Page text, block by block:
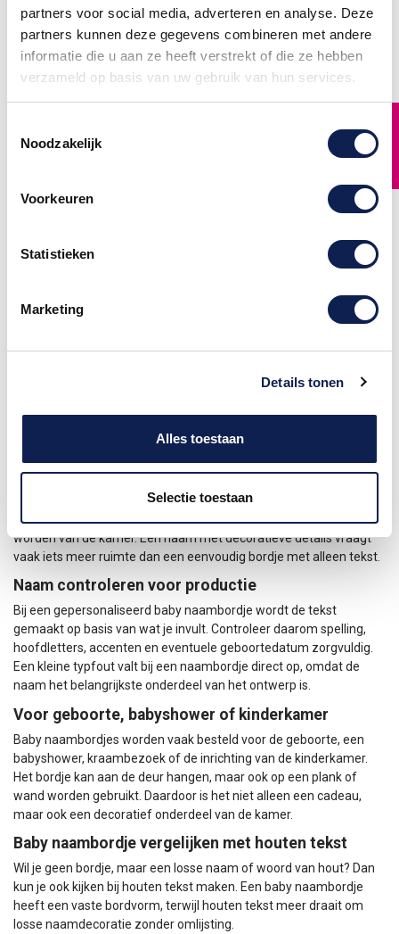
partners voor social media, adverteren en analyse. Deze
partners kunnen deze gegevens combineren met andere
informatie die u aan ze heeft verstrekt of die ze hebben
verzameld op basis van uw gebruik van hun services.
Noodzakelijk
Voorkeuren
Statistieken
Marketing
Details tonen
Alles toestaan
Selectie toestaan
geweldige cadeau-ideeën
€ 14,95
geweldige cadeau-ideeën
€ 14,95
sticker
Kun je niet het
ontwerp
mag het bordje compact en duidelijk zijn. Voor een wand boven de
commode of naast het bedje mag de vorm meer onderdeel
worden van de kamer. Een naam met decoratieve details vraagt
vaak iets meer ruimte dan een eenvoudig bordje met alleen tekst.
Naam controleren voor productie
Bij een gepersonaliseerd baby naambordje wordt de tekst
gemaakt op basis van wat je invult. Controleer daarom spelling,
hoofdletters, accenten en eventuele geboortedatum zorgvuldig.
Een kleine typfout valt bij een naambordje direct op, omdat de
naam het belangrijkste onderdeel van het ontwerp is.
Voor geboorte, babyshower of kinderkamer
Baby naambordjes worden vaak besteld voor de geboorte, een
babyshower, kraambezoek of de inrichting van de kinderkamer.
Het bordje kan aan de deur hangen, maar ook op een plank of
wand worden gebruikt. Daardoor is het niet alleen een cadeau,
maar ook een decoratief onderdeel van de kamer.
Baby naambordje vergelijken met houten tekst
Wil je geen bordje, maar een losse naam of woord van hout? Dan
kun je ook kijken bij houten tekst maken . Een baby naambordje
heeft een vaste bordvorm, terwijl houten tekst meer draait om
losse naamdecoratie zonder omlijsting.